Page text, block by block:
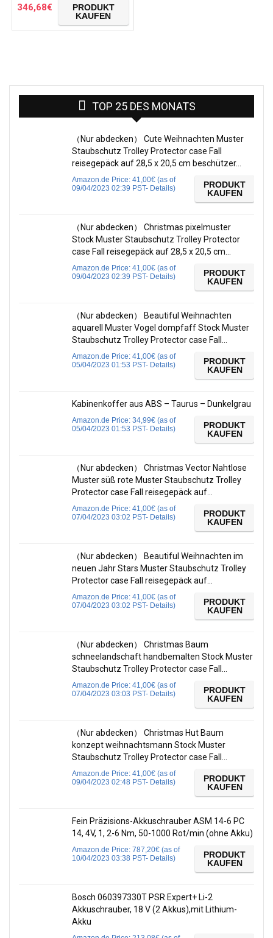
Ladegerät), DHP459RTJ,
Blau, mit 2x Akku 5…
346,68€
PRODUKT
KAUFEN
TOP 25 DES MONATS
（Nur abdecken） Cute Weihnachten Muster
Staubschutz Trolley Protector case Fall
reisegepäck auf 28,5 x 20,5 cm beschützer…
Amazon.de Price: 41,00€ (as of
09/04/2023 02:39 PST- Details)
PRODUKT
KAUFEN
（Nur abdecken） Christmas pixelmuster
Stock Muster Staubschutz Trolley Protector
case Fall reisegepäck auf 28,5 x 20,5 cm…
Amazon.de Price: 41,00€ (as of
09/04/2023 02:39 PST- Details)
PRODUKT
KAUFEN
（Nur abdecken） Beautiful Weihnachten
aquarell Muster Vogel dompfaff Stock Muster
Staubschutz Trolley Protector case Fall…
Amazon.de Price: 41,00€ (as of
05/04/2023 01:53 PST- Details)
PRODUKT
KAUFEN
Kabinenkoffer aus ABS – Taurus – Dunkelgrau
Amazon.de Price: 34,99€ (as of
05/04/2023 01:53 PST- Details)
PRODUKT
KAUFEN
（Nur abdecken） Christmas Vector Nahtlose
Muster süß rote Muster Staubschutz Trolley
Protector case Fall reisegepäck auf…
Amazon.de Price: 41,00€ (as of
07/04/2023 03:02 PST- Details)
PRODUKT
KAUFEN
（Nur abdecken） Beautiful Weihnachten im
neuen Jahr Stars Muster Staubschutz Trolley
Protector case Fall reisegepäck auf…
Amazon.de Price: 41,00€ (as of
07/04/2023 03:02 PST- Details)
PRODUKT
KAUFEN
（Nur abdecken） Christmas Baum
schneelandschaft handbemalten Stock Muster
Staubschutz Trolley Protector case Fall…
Amazon.de Price: 41,00€ (as of
07/04/2023 03:03 PST- Details)
PRODUKT
KAUFEN
（Nur abdecken） Christmas Hut Baum
konzept weihnachtsmann Stock Muster
Staubschutz Trolley Protector case Fall…
Amazon.de Price: 41,00€ (as of
09/04/2023 02:48 PST- Details)
PRODUKT
KAUFEN
Fein Präzisions-Akkuschrauber ASM 14-6 PC
14, 4V, 1, 2-6 Nm, 50-1000 Rot/min (ohne Akku)
Amazon.de Price: 787,20€ (as of
10/04/2023 03:38 PST- Details)
PRODUKT
KAUFEN
Bosch 060397330T PSR Expert+ Li-2
Akkuschrauber, 18 V (2 Akkus),mit Lithium-
Akku